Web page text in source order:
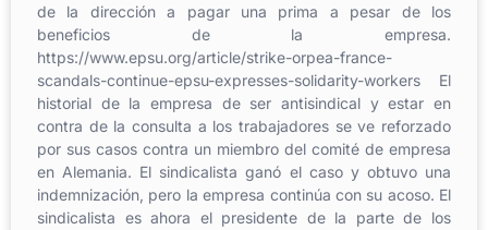
de la dirección a pagar una prima a pesar de los
beneficios de la empresa.
https://www.epsu.org/article/strike-orpea-france-
scandals-continue-epsu-expresses-solidarity-workers El
historial de la empresa de ser antisindical y estar en
contra de la consulta a los trabajadores se ve reforzado
por sus casos contra un miembro del comité de empresa
en Alemania. El sindicalista ganó el caso y obtuvo una
indemnización, pero la empresa continúa con su acoso. El
sindicalista es ahora el presidente de la parte de los